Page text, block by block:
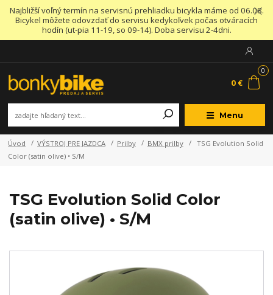
Najbližší voľný termín na servisnú prehliadku bicykla máme od 06.08.
Bicykel môžete odovzdať do servisu kedykoľvek počas otváracích
hodín (ut-pia 11-19, so 09-14). Doba servisu 2-4dni.
Menu
0
0 €
Úvod VÝSTROJ PRE JAZDCA Prilby BMX prilby
TSG Evolution Solid
Color (satin olive) • S/M
TSG Evolution Solid Color
(satin olive) • S/M